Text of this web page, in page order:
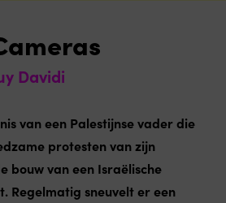
Davidi
van een Palestijnse vader die
protesten van zijn
bouw van een Israëlische
Regelmatig sneuvelt er een